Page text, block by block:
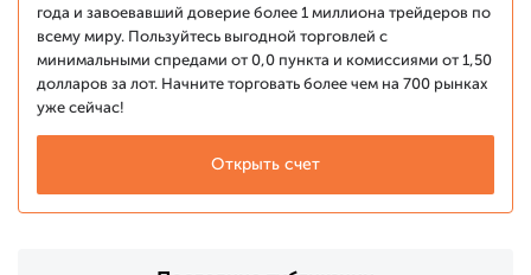
года и завоевавший доверие более 1 миллиона трейдеров по
всему миру. Пользуйтесь выгодной торговлей с
минимальными спредами от 0,0 пункта и комиссиями от 1,50
долларов за лот. Начните торговать более чем на 700 рынках
уже сейчас!
Открыть счет